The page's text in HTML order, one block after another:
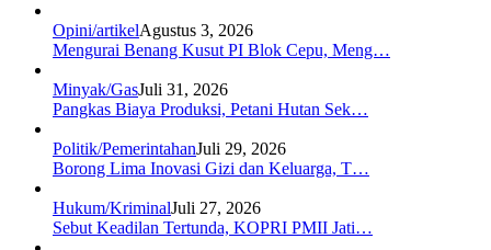
Opini/artikelAgustus 3, 2026
Mengurai Benang Kusut PI Blok Cepu, Meng…
Minyak/GasJuli 31, 2026
Pangkas Biaya Produksi, Petani Hutan Sek…
Politik/PemerintahanJuli 29, 2026
Borong Lima Inovasi Gizi dan Keluarga, T…
Hukum/KriminalJuli 27, 2026
Sebut Keadilan Tertunda, KOPRI PMII Jati…